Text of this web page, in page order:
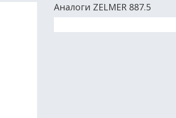
Аналоги ZELMER 887.5